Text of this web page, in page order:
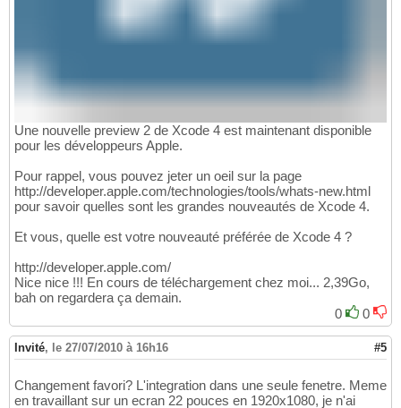
Une nouvelle preview 2 de Xcode 4 est maintenant disponible
pour les développeurs Apple.
Pour rappel, vous pouvez jeter un oeil sur la page
http://developer.apple.com/technologies/tools/whats-new.html
pour savoir quelles sont les grandes nouveautés de Xcode 4.
Et vous, quelle est votre nouveauté préférée de Xcode 4 ?
http://developer.apple.com/
Nice nice !!! En cours de téléchargement chez moi... 2,39Go,
bah on regardera ça demain.
0
0
Invité, le 27/07/2010 à 16h16 #5
Changement favori? L'integration dans une seule fenetre. Meme
en travaillant sur un ecran 22 pouces en 1920x1080, je n'ai